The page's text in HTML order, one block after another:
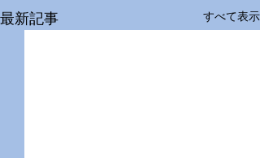
最新記事 すべて表示